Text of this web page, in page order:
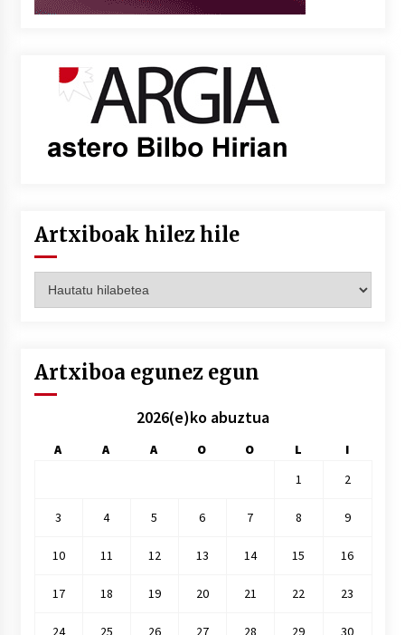
Artxiboak hilez hile
hilez
Artxiboa egunez egun
2026(e)ko abuztua
A A A O O L
I
1
2
3 4 5 6 7 8 9
10 11 12 13 14 15 16
17 18 19 20 21 22 23
24 25 26 27 28 29 30